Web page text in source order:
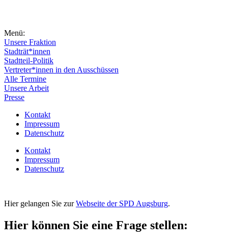
Menü:
Unsere Fraktion
Stadträt*innen
Stadtteil-Politik
Vertreter*innen in den Ausschüssen
Alle Termine
Unsere Arbeit
Presse
Kontakt
Impressum
Datenschutz
Kontakt
Impressum
Datenschutz
Hier gelangen Sie zurWebseite der SPD Augsburg.
Hier können Sie eine Frage stellen: